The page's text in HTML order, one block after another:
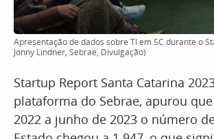
Apresentação de dados sobre TI em SC durante o
Jonny Lindner, Sebrae, Divulgação)
Startup Report Santa Catarina
plataforma do Sebrae, apurou
2022 a junho de 2023 o número